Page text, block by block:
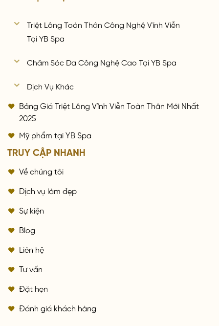
Triệt Lông Toàn Thân Công Nghệ Vĩnh Viễn
Tại YB Spa
Chăm Sóc Da Công Nghệ Cao Tại YB Spa
Dịch Vụ Khác
Bảng Giá Triệt Lông Vĩnh Viễn Toàn Thân Mới Nhất
2025
Mỹ phẩm tại YB Spa
TRUY CẬP NHANH
Về chúng tôi
Dịch vụ làm đẹp
Sự kiện
Blog
Liên hệ
Tư vấn
Đặt hẹn
Đánh giá khách hàng